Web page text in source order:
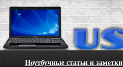
Ноутбучные статьи и заметки